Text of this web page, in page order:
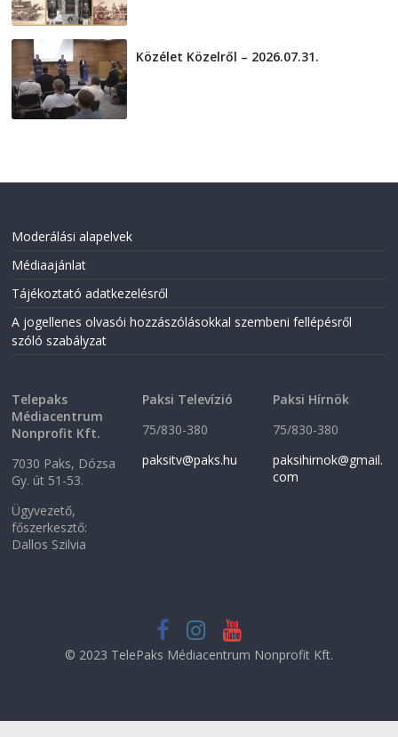
Közélet Közelről – 2026.07.31.
Moderálási alapelvek
Médiaajánlat
Tájékoztató adatkezelésről
A jogellenes olvasói hozzászólásokkal szembeni fellépésről
szóló szabályzat
Telepaks
Médiacentrum
Nonprofit Kft.
7030 Paks, Dózsa
Gy. út 51-53.
Ügyvezető,
főszerkesztő:
Dallos Szilvia
Paksi Televízió
75/830-380
paksitv@paks.hu
Paksi Hírnök
75/830-380
paksihirnok@gmail.
com
© 2023 TelePaks Médiacentrum Nonprofit Kft.